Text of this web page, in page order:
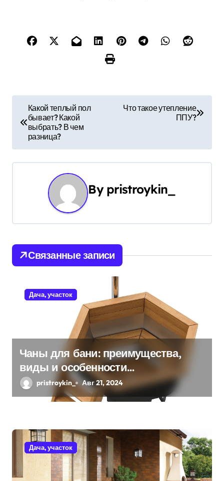
в
и
ц
и
я
п
и
я
м
Какой теплый пол
бывает? Какой
выбрать? В чем
разница?
Что такое утепление
ППУ?
By pristroykin_
Связанные записи
Дача, участок
Чаны для бани: преимущества,
виды и особенности
использования
pristroykin_ Авг 21, 2024
Дача, участок